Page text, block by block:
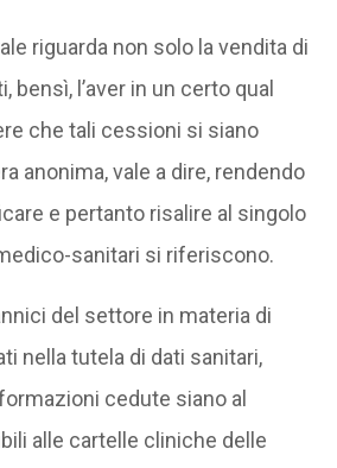
riguarda non solo la vendita di
bensì, l’aver in un certo qual
che tali cessioni si siano
anonima, vale a dire, rendendo
e pertanto risalire al singolo
sanitari si riferiscono.
del settore in materia di
nella tutela di dati sanitari,
cedute siano al
alle cartelle cliniche delle